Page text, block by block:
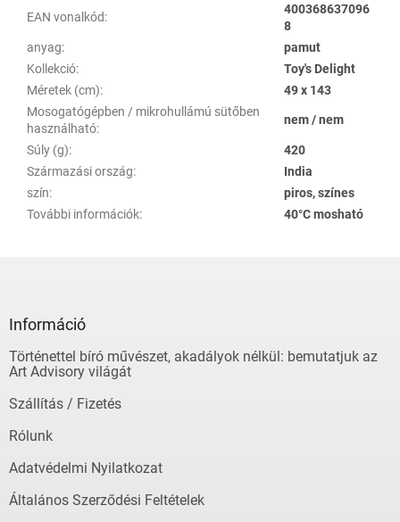
EAN vonalkód:
400368637096
8
anyag:
pamut
Kollekció:
Toy's Delight
Méretek (cm):
49 x 143
Mosogatógépben / mikrohullámú sütőben
használható:
nem / nem
Súly (g):
420
Származási ország:
India
szín:
piros, színes
További információk: 40°C mosható
Információ
Történettel bíró művészet, akadályok nélkül: bemutatjuk az
Art Advisory világát
Szállítás / Fizetés
Rólunk
Adatvédelmi Nyilatkozat
Általános Szerződési Feltételek